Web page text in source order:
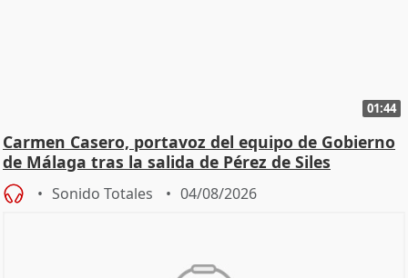
01:44
Carmen Casero, portavoz del equipo de Gobierno
de Málaga tras la salida de Pérez de Siles
Sonido Totales 04/08/2026